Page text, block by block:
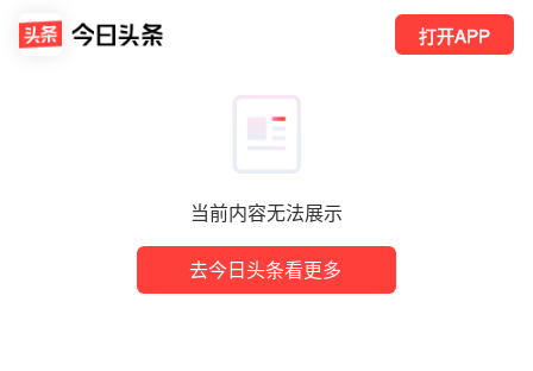
当前内容无法展示
去今日头条看更多
打开APP